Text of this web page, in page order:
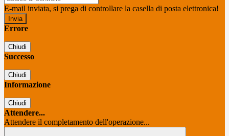
E-mail inviata, si prega di controllare la casella di posta elettronica!
Errore
Chiudi
Successo
Chiudi
Informazione
Chiudi
Attendere...
Attendere il completamento dell'operazione...